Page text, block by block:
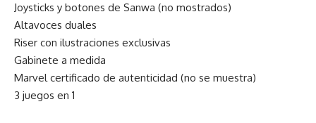
Joysticks y botones de Sanwa (no mostrados)
Altavoces duales
Riser con ilustraciones exclusivas
Gabinete a medida
Marvel certificado de autenticidad (no se muestra)
3 juegos en 1